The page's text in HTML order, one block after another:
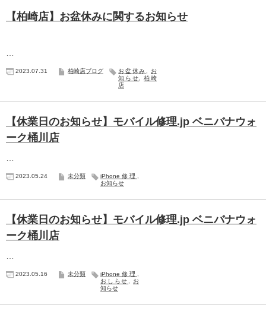
【柏崎店】お盆休みに関するお知らせ
2023.07.31 柏崎店ブログ お盆休み
お
知らせ
,柏崎
店
【休業日のお知らせ】モバイル修理.jp ベニバナウォ
ーク桶川店
2023.05.24 未分類 iPhone修理
お知らせ
【休業日のお知らせ】モバイル修理.jp ベニバナウォ
ーク桶川店
2023.05.16 未分類 iPhone修理
おしらせ
お
知らせ